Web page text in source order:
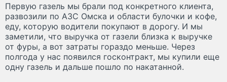
Первую газель мы брали под конкретного клиента,
развозили по АЗС Омска и области булочки и кофе,
еду, которую водители покупают в дорогу. И мы
заметили, что выручка от газели близка к выручке
от фуры, а вот затраты гораздо меньше. Через
полгода у нас появился госконтракт, мы купили еще
одну газель и дальше пошло по накатанной.